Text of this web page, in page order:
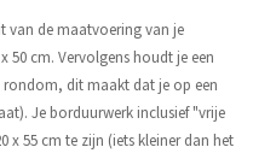
van de maatvoering van je
50 cm. Vervolgens houdt je een
dit maakt dat je op een
Je borduurwerk inclusief "vrije
55 cm te zijn (iets kleiner dan het